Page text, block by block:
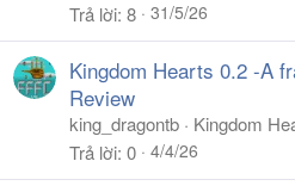
Trả lời 8 31/5/26
Kingdom Hearts 0.2 -A
Review
king_dragontb
Kingdom
Trả lời 0 4/4/26